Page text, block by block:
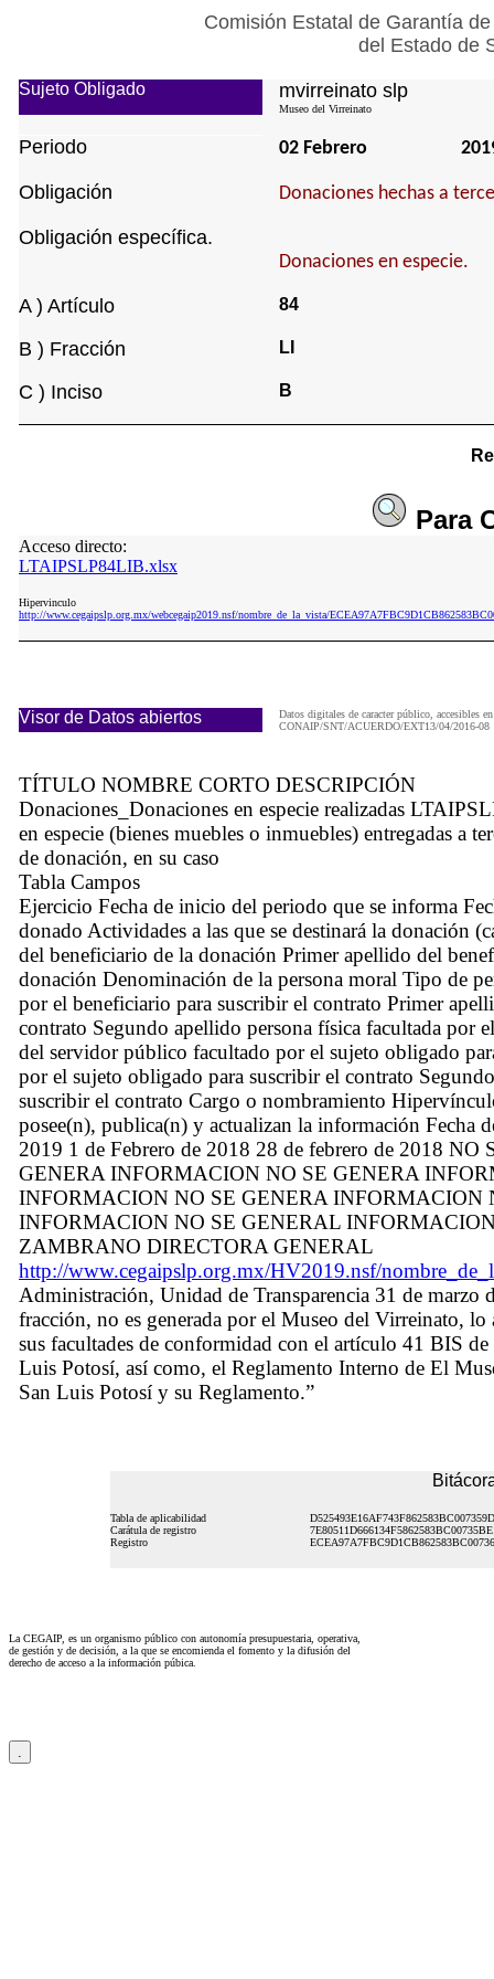
Comisión Estatal de Garantía
del Estado de
Sujeto Obligado mvirreinato slp
Museo del Virreinato
Periodo 02 Febrero
Obligación Donaciones hechas a
Obligación específica.
Donaciones en especie.
A ) Artículo 84
B ) Fracción LI
C ) Inciso B
Para
Acceso directo:
LTAIPSLP84LIB.xlsx
Hipervinculo
http://www.cegaipslp.org.mx/webcegaip2019.nsf/nombre_de_la_vista/
Visor de Datos abiertos
Datos digitales de caracter público, accesibles
CONAIP/SNT/ACUERDO/EXT13/04/2016-08
TÍTULO NOMBRE CORTO DESCRIPCIÓN
Donaciones_Donaciones en especie realizadas
en especie (bienes muebles o inmuebles) entregadas a
de donación, en su caso
Tabla Campos
Ejercicio Fecha de inicio del periodo que se informa
donado Actividades a las que se destinará la donación
del beneficiario de la donación Primer apellido del
donación Denominación de la persona moral Tipo de
por el beneficiario para suscribir el contrato Primer
contrato Segundo apellido persona física facultada por
del servidor público facultado por el sujeto obligado
por el sujeto obligado para suscribir el contrato
suscribir el contrato Cargo o nombramiento
posee(n), publica(n) y actualizan la información Fecha
2019 1 de Febrero de 2018 28 de febrero de 2018
GENERA INFORMACION NO SE GENERA
INFORMACION NO SE GENERA
INFORMACION NO SE GENERAL
ZAMBRANO DIRECTORA GENERAL
http://www.cegaipslp.org.mx/HV2019.nsf/
Administración, Unidad de Transparencia 31 de marzo
fracción, no es generada por el Museo del Virreinato,
sus facultades de conformidad con el artículo 41 BIS
Luis Potosí, así como, el Reglamento Interno de El
San Luis Potosí y su Reglamento.”
Tabla de aplicabilidad
Carátula de registro
Registro
La CEGAIP, es un organismo público con autonomía presupuestaria, operativa,
de gestión y de decisión, a la que se encomienda el fomento y la difusión del
derecho de acceso a la información púbica.